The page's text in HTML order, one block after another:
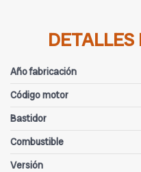
DETALLES
Año fabricación
Código motor
Bastidor
Combustible
Versión